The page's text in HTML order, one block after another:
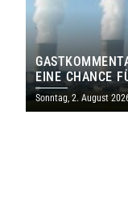
EINE CHANCE
SAARLAND
Sonntag, 2. August